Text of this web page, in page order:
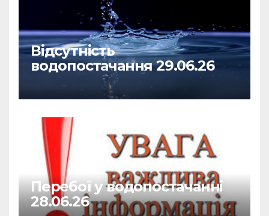
Відсутність
водопостачання 29.06.26
Перебої у водопостачанні
28.06.26